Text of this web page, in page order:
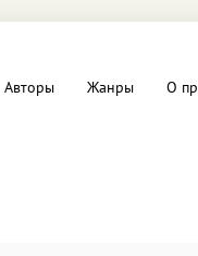
Авторы Жанры О